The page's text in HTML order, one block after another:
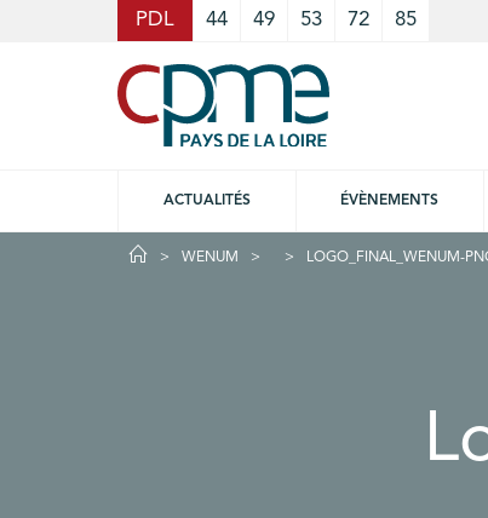
PDL 44 49 53 72 85
ACTUALITÉS ÉVÈNEMENTS
WENUM LOGO_FINAL_WENUM-
Cookies management panel